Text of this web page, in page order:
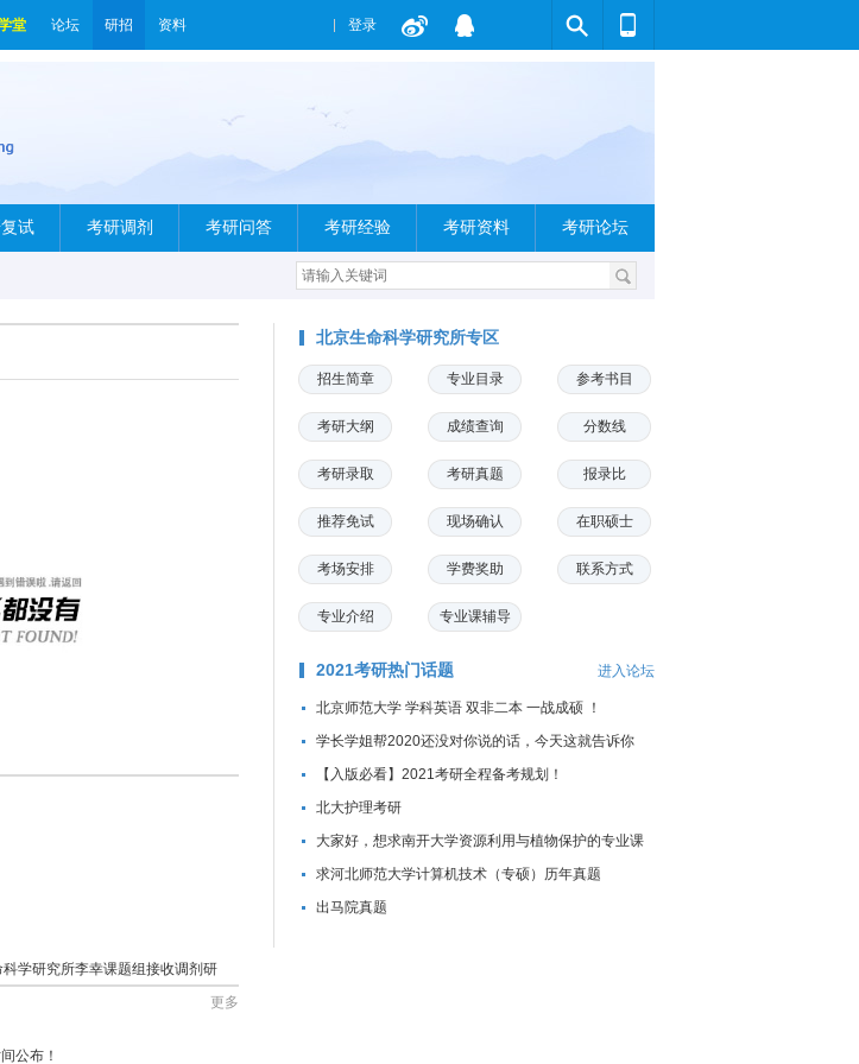
堂 论坛 研招 资料 登录
试 考研调剂 考研问答 考研经验 考研资料 考研论坛
学研究所李幸课题组接收调剂研
更多
公布！
北京生命科学研究所专区
招生简章 专业目录 参考书目
考研大纲 成绩查询 分数线
考研录取 考研真题 报录比
推荐免试 现场确认 在职硕士
考场安排 学费奖助 联系方式
专业介绍 专业课辅导
2021考研热门话题 进入论坛
北京师范大学 学科英语 双非二本 一战成硕 ！
学长学姐帮2020还没对你说的话，今天这就告诉你
【入版必看】2021考研全程备考规划！
北大护理考研
大家好，想求南开大学资源利用与植物保护的专业课
资料...
求河北师范大学计算机技术（专硕）历年真题
出马院真题